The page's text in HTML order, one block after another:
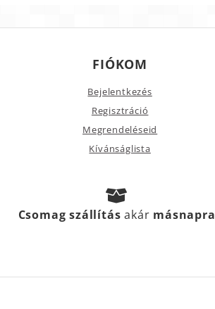
FIÓKOM
Bejelentkezés
Regisztráció
Megrendeléseid
Kívánságlista
Csomag szállításakár másnapra